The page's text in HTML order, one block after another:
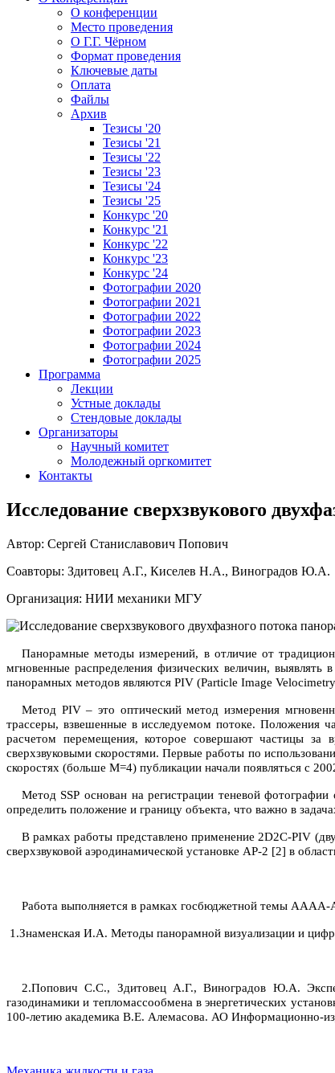
О конференции
Место проведения
О Г.Г. Чёрном
Формат проведения
Ключевые даты
Оплата
Файлы
Архив
Тезисы '20
Тезисы '21
Тезисы '22
Тезисы '23
Тезисы '24
Тезисы '25
Конкурс '20
Конкурс '21
Конкурс '22
Конкурс '23
Конкурс '24
Фотографии 2020
Фотографии 2021
Фотографии 2022
Фотографии 2023
Фотографии 2024
Фотографии 2025
Программа
Лекции
Устные доклады
Стендовые доклады
Организаторы
Научный комитет
Молодежный оргкомитет
Контакты
Исследование сверхзвукового
Автор: Сергей Станиславович Попович
Соавторы: Здитовец А.Г., Киселев Н.А., Виноградов Ю.А.
Организация: НИИ механики МГУ
Панорамные методы измерений, в отличие от
мгновенные распределения физических величин,
панорамных методов являются PIV (Particle Image Velocimetry
Метод PIV – это оптический метод измерения
трассеры, взвешенные в исследуемом потоке. Положения
расчетом перемещения, которое совершают частицы за
сверхзвуковыми скоростями. Первые работы по
скоростях (больше М=4) публикации начали появляться с
Метод SSP основан на регистрации теневой
определить положение и границу объекта, что важно в
В рамках работы представлено применение 2D2C-PIV
сверхзвуковой аэродинамической установке АР-2 [2] в
Работа выполняется в рамках госбюджетной темы
1.Знаменская И.А. Методы панорамной визуализации и
2.Попович С.С., Здитовец А.Г., Виноградов Ю.А.
газодинамики и тепломассообмена в энергетических
100-летию академика В.Е. Алемасова. АО Информационно-